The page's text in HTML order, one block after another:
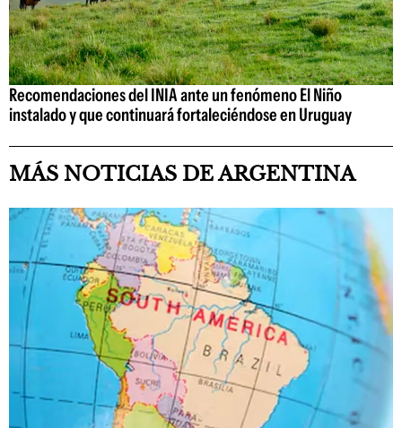
Recomendaciones del INIA ante un fenómeno El Niño
instalado y que continuará fortaleciéndose en Uruguay
MÁS NOTICIAS DE ARGENTINA